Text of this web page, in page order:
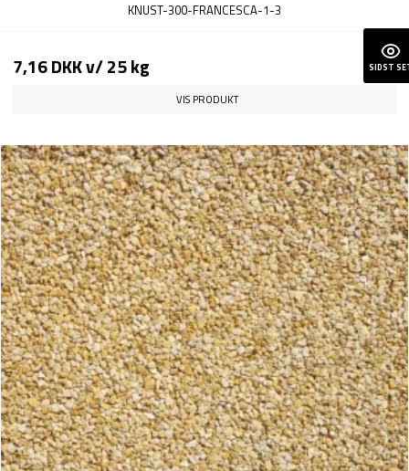
KNUST-300-FRANCESCA-1-3
7,16 DKKv/ 25 kg
VIS PRODUKT
SIDST